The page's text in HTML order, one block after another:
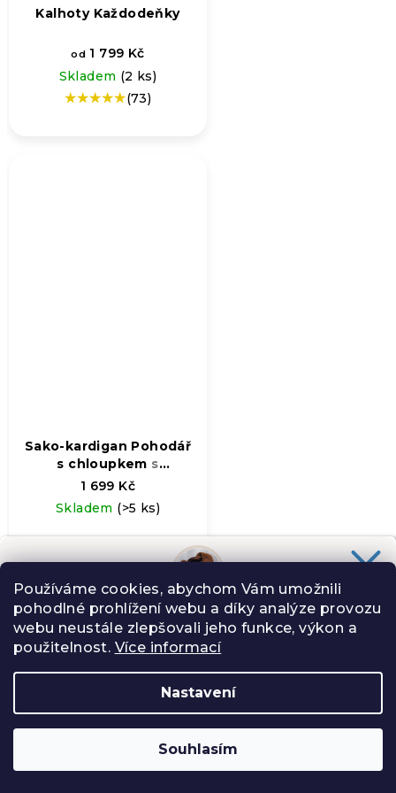
Používáme cookies, abychom Vám umožnili
pohodlné prohlížení webu a díky analýze provozu
webu neustále zlepšovali jeho funkce, výkon a
použitelnost. Více informací
Nastavení
Souhlasím
+
−
Kalhoty Každodeňky
od 1 799 Kč
Skladem (2 ks)
Průměrné(73)
Sako-kardigan Pohodář
s chloupkem s
chloupkem
1 699 Kč
Skladem (>5 ks)
LETNÍ VÝPRODEJ
Chceš slevu 100 Kč na svůj nákup?
Slibuji Ti na psí uši, že Tě nebudu spamovat zbytečnostmi.
ANO, CHCI
Zásady zpracování osobních údajů